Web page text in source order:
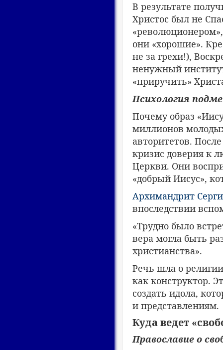
В результате
Христос был не
они «хорошие».
не за грехи!),
ненужный
«приручить»
Психология
Почему образ
миллионов
авторитетов.
кризис доверия к
Церкви. Они
«добрый Иисус»,
Архимандрит
впоследствии
«Трудно было
вера могла быть
христианства».
Речь шла о
как конструктор.
создать идола,
и представлениям.
Куда ведет
Православие о